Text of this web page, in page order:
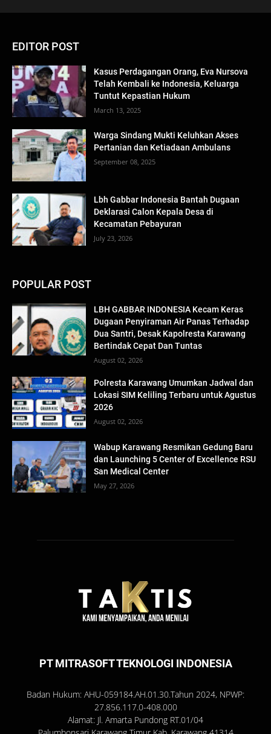
EDITOR POST
Kasus Perdagangan Orang, Eva Nursova
Telah Kembali ke Indonesia, Keluarga
Tuntut Kepastian Hukum
March 13, 2025
Warga Sindang Mukti Keluhkan Akses
Pertanian dan Ketiadaan Ambulans
September 08, 2025
Lbh Gabbar Indonesia Bantah Dugaan
Deklarasi Calon Kepala Desa di
Kecamatan Pebayuran
July 23, 2026
POPULAR POST
LBH GABBAR INDONESIA Kecam Keras
Dugaan Penyiraman Air Panas Terhadap
Dua Santri, Desak Kapolresta Karawang
Bertindak Cepat Dan Tuntas
August 02, 2026
Polresta Karawang Umumkan Jadwal dan
Lokasi SIM Keliling Terbaru untuk Agustus
2026
August 02, 2026
Wabup Karawang Resmikan Gedung Baru
dan Launching 5 Center of Excellence RSU
San Medical Center
May 27, 2026
PT MITRASOFT TEKNOLOGI INDONESIA
Badan Hukum: AHU-059184.AH.01.30.Tahun 2024, NPWP:
27.856.117.0-408.000
Alamat: Jl. Amarta Pundong RT.01/04